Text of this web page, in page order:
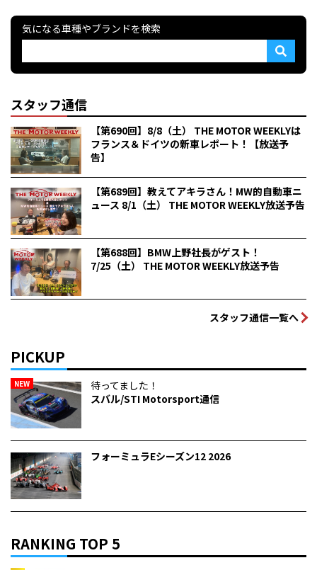
気になる車種やブランドを検索
スタッフ通信
【第690回】8/8（土） THE MOTOR WEEKLYは
フランス＆ドイツの新車レポート！【放送予
告】
【第689回】教えてアキラさん！MW的自動車ニ
ュース 8/1（土） THE MOTOR WEEKLY放送予告
【第688回】BMW上野社長がゲスト！
7/25（土） THE MOTOR WEEKLY放送予告
スタッフ通信一覧へ
PICKUP
NEW
待ってました！
スバル/STI Motorsport通信
フォーミュラEシーズン12 2026
RANKING TOP 5